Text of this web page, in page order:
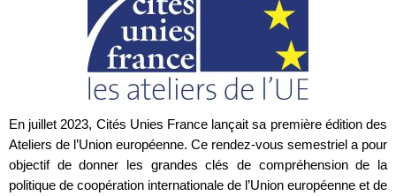
En juillet 2023, Cités Unies France lançait sa première édition des
Ateliers de l’Union européenne. Ce rendez-vous semestriel a pour
objectif de donner les grandes clés de compréhension de la
politique de coopération internationale de l’Union européenne et de